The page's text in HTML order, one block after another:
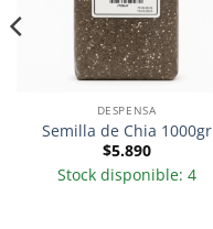
DESPENSA
Semilla de Chia 1000gr
$5.890
Stock disponible: 4